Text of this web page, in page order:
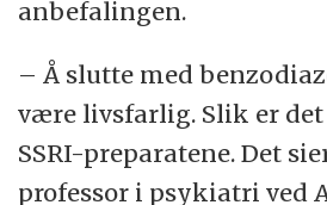
anbefalingen.
– Å slutte med
være livsfarlig. Slik er
SSRI-preparatene. Det
professor i psykiatri ved